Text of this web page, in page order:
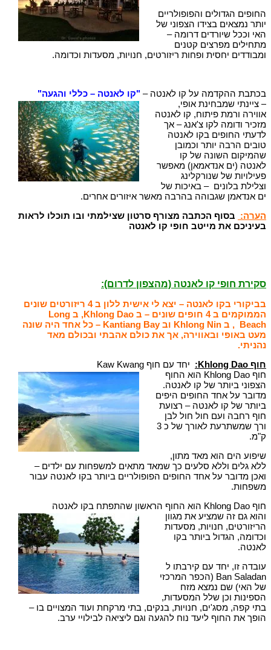
החופים הגדולים והפופולריים
יותר נמצאים בצידו הצפוני של
האי וככל שיורדים דרומה –
מתחילים מפרצים קטנים
ומבודדים יחסית ופחות ריזורטים, חנויות, מסעדות וכדומה.
בכתבת ההקדמה על קו לאנטה – "קו לאנטה – כללי והגעה"
– ציינתי שמבחינת אופי,
אווירה ורמת פיתוח, קו לאנטה
מזכיר ודומה לקו צ'אנג – אך
לדעתי החופים בקו לאנטה
טובים הרבה יותר וכמובן
שהמיקום השונה של קו
לאנטה (ים אנדאמאן) מאפשר
פעילויות של שנורקלינג
וצלילת בלונים – באיכות של
ים אנדאמן שגבוהה בהרבה מאשר איזורים אחרים.
הערה: בסוף הכתבה מצורף סרטון שצילמתי ובו תוכלו לראות
בעיניכם את מייטב חופי קו לאנטה
סקירת חופי קו לאנטה (מהצפון לדרום):
בביקורי בקו לאנטה – יצא לי אישית ללון ב 4 ריזורטים שונים
הממוקמים ב 4 חופים שונים – ב Khlong Dao, ב Long
Beach , ב Khlong Nin וב Kantiang Bay – כל אחד היה שונה
מעט באופי ובאווירה, אך את כולם אהבתי ובכולם מאד
נהניתי.
חוף Khlong Dao
: יחד עם חוף Kaw Kwang
חוף Khlong Dao הוא החוף
הצפוני ביותר של קו לאנטה.
מדובר על אחד החופים היפים
ביותר של קו לאנטה – רצועת
חוף רחבה ועם חול חול לבן
ורך שמשתרעת לאורך של כ 3
ק"מ.
שיפוע הים הוא מאד מתון,
ללא גלים וללא סלעים כך שמאד מתאים למשפחות עם ילדים –
ואכן מדובר על אחד החופים הפופולריים ביותר בקו לאנטה עבור
משפחות.
חוף Khlong Dao הוא החוף הראשון שהתפתח בקו לאנטה
והוא גם זה שמציע את מגוון
הריזורטים, חנויות, מסעדות
וכדומה, הגדול ביותר בקו
לאנטה.
עובדה זו, יחד עם קירבתו ל
Ban Saladan (הכפר המרכזי
של האי) שם נמצא מזח
הספינות וכן שלל המסעדות,
בתי קפה, מסג'ים, חנויות, בנקים, בתי מרקחת ועוד המצויים בו –
הופך את החוף ליעד נוח להגעה וגם ליציאה לבילויי ערב.